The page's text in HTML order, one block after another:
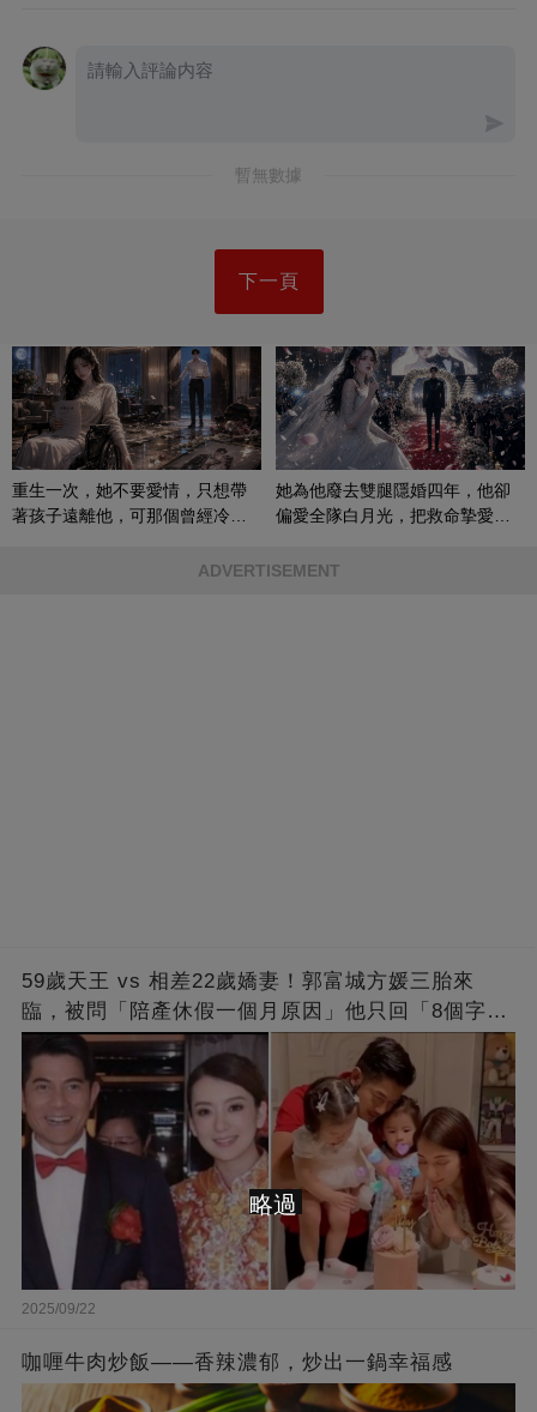
暫無數據
下一頁
重生一次，她不要愛情，只想帶
著孩子遠離他，可那個曾經冷漠
她為他廢去雙腿隱婚四年，他卻
偏愛全隊白月光，把救命摯愛當
ADVERTISEMENT
59歲天王 vs 相差22歲嬌妻！郭富城方媛三胎來
臨，被問「陪產休假一個月原因」他只回「8個字」
被贊爆
2025/09/22
咖喱牛肉炒飯——香辣濃郁，炒出一鍋幸福感
略過